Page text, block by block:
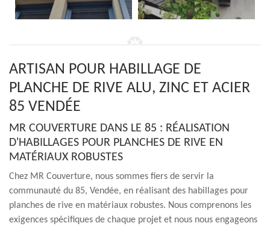
ARTISAN POUR HABILLAGE DE
PLANCHE DE RIVE ALU, ZINC ET ACIER
85 VENDÉE
MR COUVERTURE DANS LE 85 : RÉALISATION
D'HABILLAGES POUR PLANCHES DE RIVE EN
MATÉRIAUX ROBUSTES
Chez MR Couverture, nous sommes fiers de servir la
communauté du 85, Vendée, en réalisant des habillages pour
planches de rive en matériaux robustes. Nous comprenons les
exigences spécifiques de chaque projet et nous nous engageons